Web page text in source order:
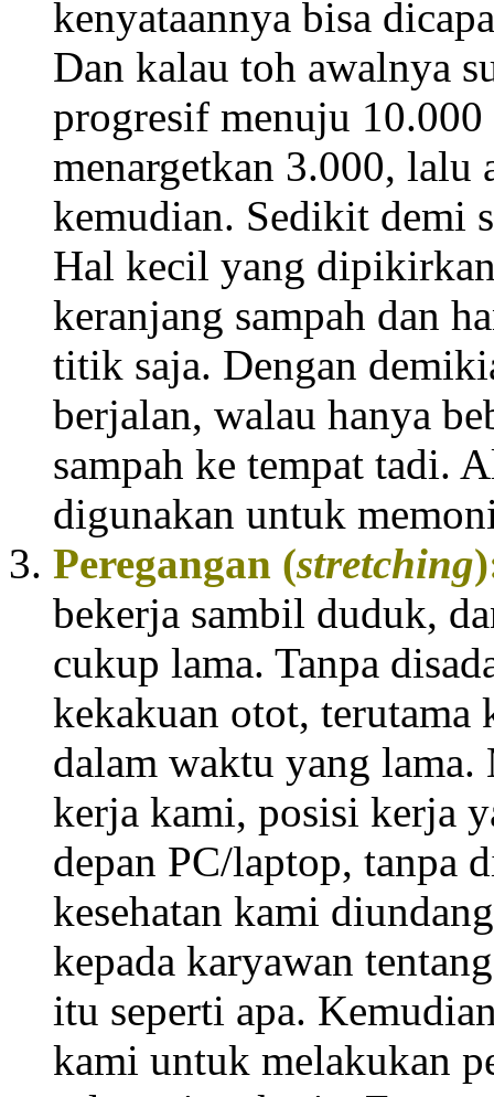
kenyataannya bisa
Dan kalau toh awalnya
progresif menuju
menargetkan 3.000,
kemudian. Sedikit demi
Hal kecil yang
keranjang sampah dan
titik saja. Dengan
berjalan, walau hanya
sampah ke tempat tadi.
digunakan untuk
Peregangan (stretching
bekerja sambil duduk,
cukup lama. Tanpa
kekakuan otot, terutama
dalam waktu yang
kerja kami, posisi kerja
depan PC/laptop, tanpa
kesehatan kami
kepada karyawan
itu seperti apa.
kami untuk melakukan